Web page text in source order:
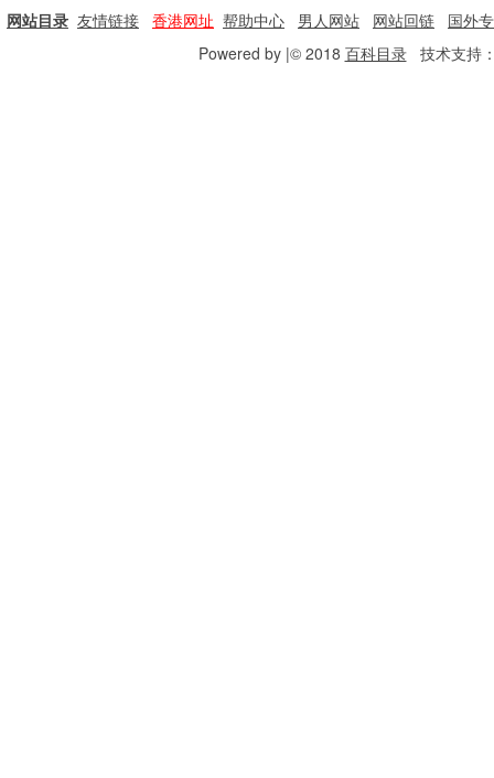
网站目录 友情链接 香港网址 帮助中心 男人网站 网站回链
国外
Powered by |© 2018 百科目录技术支持